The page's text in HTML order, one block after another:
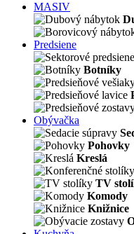
MASIV
Predsiene
Botníky
Obývačka
Pohovky
Kreslá
TV
Komody
Knižnice